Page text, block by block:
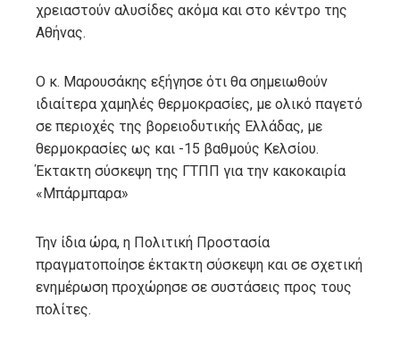
χρειαστούν αλυσίδες ακόμα και στο κέντρο της
Αθήνας.
Ο κ. Μαρουσάκης εξήγησε ότι θα σημειωθούν
ιδιαίτερα χαμηλές θερμοκρασίες, με ολικό παγετό
σε περιοχές της βορειοδυτικής Ελλάδας, με
θερμοκρασίες ως και -15 βαθμούς Κελσίου.
Έκτακτη σύσκεψη της ΓΤΠΠ για την κακοκαιρία
«Μπάρμπαρα»
Την ίδια ώρα, η Πολιτική Προστασία
πραγματοποίησε έκτακτη σύσκεψη και σε σχετική
ενημέρωση προχώρησε σε συστάσεις προς τους
πολίτες.